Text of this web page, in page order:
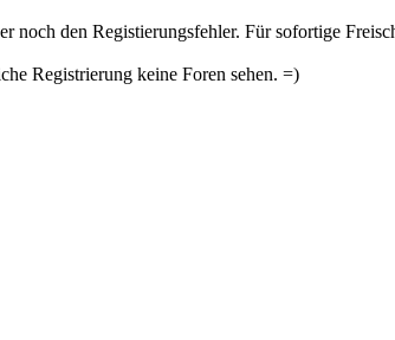
noch den Registierungsfehler. Für sofortige
Registrierung keine Foren sehen. =)